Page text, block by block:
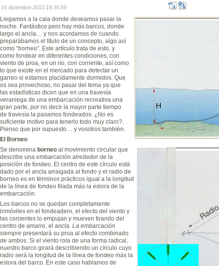
16 diciembre 2013 19:36:59
Llegamos a la cala donde deseamos pasar la
noche. Fantástico pero hay más barcos, donde
largo el ancla… y nos acordamos de cuando
preparábamos el título de un concepto, algo así
como “borneo”. Este artículo trata de esto, y
como fondear en diferentes condiciones, con
viento de proa, en un río, con corriente, así como
lo que existe en el mercado para detectar un
garreo si estamos placidamente dormidos. Que
os sea provechoso, no pasar del tema ya que
las estadísticas dicen que en una travesía
veraniega de una embarcación recreativa una
gran parte, por no decir la mayor parte tiempo
de travesía la pasamos fondeados. ¿No es
suficiente motivo para tenerlo todo muy claro?.
Pienso que por supuesto… y vosotros también.
El Borneo
Se denomina borneo al movimiento circular que
describe una embarcación alrededor de la
posición de fondeo. El centro de este círculo está
dado por el ancla arraigada al fondo y el radio de
borneo es en términos prácticos igual a la longitud
de la línea de fondeo filada más la eslora de la
embarcación.
Los barcos no se quedan completamente
inmóviles en el fondeadero, el efecto del viento y
las corrientes lo empujan y mueven tirando del
centro de amarre, el ancla. La embarcación
siempre presentará su proa al efecto combinado
de ambos. Si el viento rola de una forma radical,
nuestro barco girará describiendo un círculo cuyo
radio será la longitud de la línea de fondeo más la
eslora del barco. En este caso hablamos de